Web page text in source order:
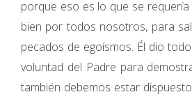
porque eso es lo que se
bien por todos nosotros, para
pecados de egoísmos. Él dio
voluntad del Padre para
también debemos estar